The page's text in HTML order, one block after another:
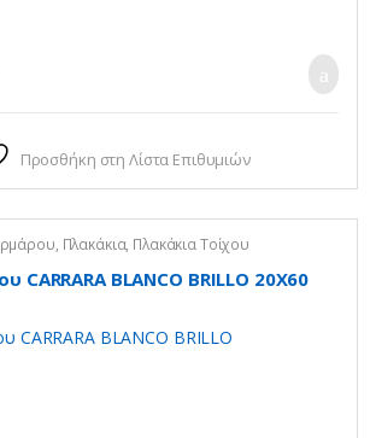
Προσθήκη στη Λίστα Επιθυμιών
, Πλακάκια, Πλακάκια Τοίχου
CARRARA BLANCO BRILLO 20X60